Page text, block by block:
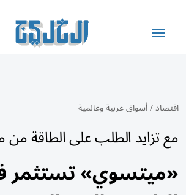
اقتصاد/أسواق عربية وعالمية
مع تزايد الطلب على الطاقة من
«ميتسوي» تستثمر